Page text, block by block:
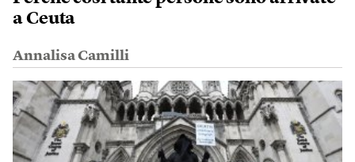
a Ceuta
Annalisa Camilli